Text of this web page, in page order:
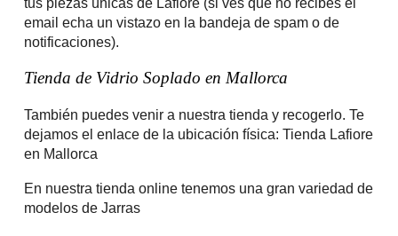
email echa un vistazo en la bandeja de spam o de
notificaciones).
Tienda de Vidrio Soplado en Mallorca
También puedes venir a nuestra tienda y recogerlo. Te
dejamos el enlace de la ubicación física: Tienda Lafiore
en Mallorca
En nuestra tienda online tenemos una gran variedad de
modelos de Jarras